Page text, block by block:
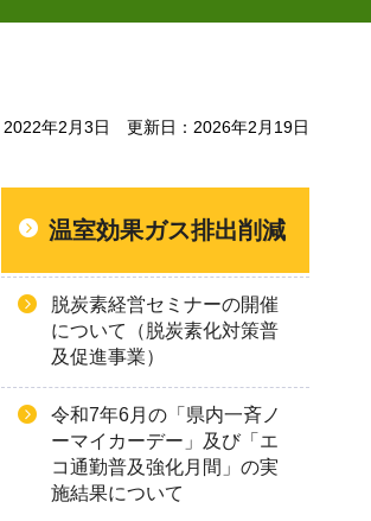
年2月3日 更新日：2026年2月19日
温室効果ガス排出削減
脱炭素経営セミナーの開催
について（脱炭素化対策普
及促進事業）
令和7年6月の「県内一斉ノ
ーマイカーデー」及び「エ
コ通勤普及強化月間」の実
施結果について